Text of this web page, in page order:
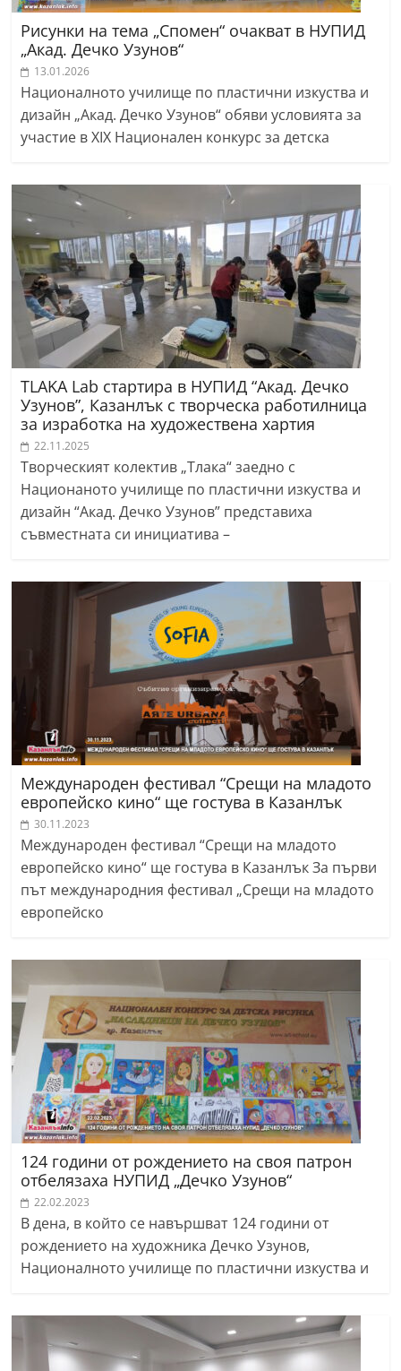
Рисунки на тема „Спомен“ очакват в НУПИД
„Акад. Дечко Узунов“
13.01.2026
Националното училище по пластични изкуства и
дизайн „Акад. Дечко Узунов“ обяви условията за
участие в ХIХ Национален конкурс за детска
TLAKA Lab стартира в НУПИД “Акад. Дечко
Узунов”, Казанлък с творческа работилница
за изработка на художествена хартия
22.11.2025
Творческият колектив „Тлака“ заедно с
Национаното училище по пластични изкуства и
дизайн “Акад. Дечко Узунов” представиха
съвместната си инициатива –
Международен фестивал “Срещи на младото
европейско кино“ ще гостува в Казанлък
30.11.2023
Международен фестивал “Срещи на младото
европейско кино“ ще гостува в Казанлък За първи
път международния фестивал „Срещи на младото
европейско
124 години от рождението на своя патрон
отбелязаха НУПИД „Дечко Узунов“
22.02.2023
В дена, в който се навършват 124 години от
рождението на художника Дечко Узунов,
Националното училище по пластични изкуства и